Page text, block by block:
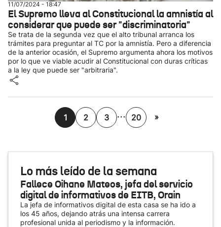
11/07/2024 - 18:47
El Supremo lleva al Constitucional la amnistía al
considerar que puede ser "discriminatoria"
Se trata de la segunda vez que el alto tribunal arranca los
trámites para preguntar al TC por la amnistía. Pero a diferencia
de la anterior ocasión, el Supremo argumenta ahora los motivos
por lo que ve viable acudir al Constitucional con duras críticas
a la ley que puede ser "arbitraria".
1 2 3 ... 20 »
Lo más leído de la semana
Fallece Oihane Mateos, jefa del servicio
digital de informativos de EITB, Orain
La jefa de informativos digital de esta casa se ha ido a
los 45 años, dejando atrás una intensa carrera
profesional unida al periodismo y la información.